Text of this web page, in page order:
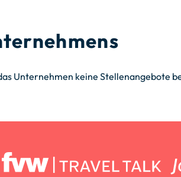
Unternehmen keine Stellenangebote